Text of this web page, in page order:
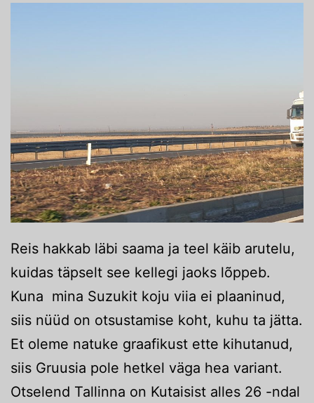
Reis hakkab läbi saama ja teel käib arutelu,
kuidas täpselt see kellegi jaoks lõppeb.
Kuna mina Suzukit koju viia ei plaaninud,
siis nüüd on otsustamise koht, kuhu ta jätta.
Et oleme natuke graafikust ette kihutanud,
siis Gruusia pole hetkel väga hea variant.
Otselend Tallinna on Kutaisist alles 26 -ndal